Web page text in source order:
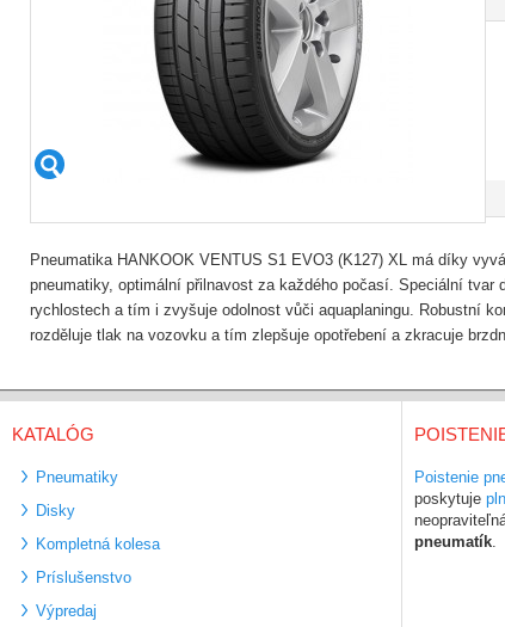
Pneumatika HANKOOK VENTUS S1 EVO3 (K127) XL má díky
pneumatiky, optimální přilnavost za každého počasí. Speciální tvar
rychlostech a tím i zvyšuje odolnost vůči aquaplaningu. Robustní
rozděluje tlak na vozovku a tím zlepšuje opotřebení a zkracuje
KATALÓG
Pneumatiky
Disky
Kompletná kolesa
Príslušenstvo
Výpredaj
Poistenie
poskytuje
pneumatík.